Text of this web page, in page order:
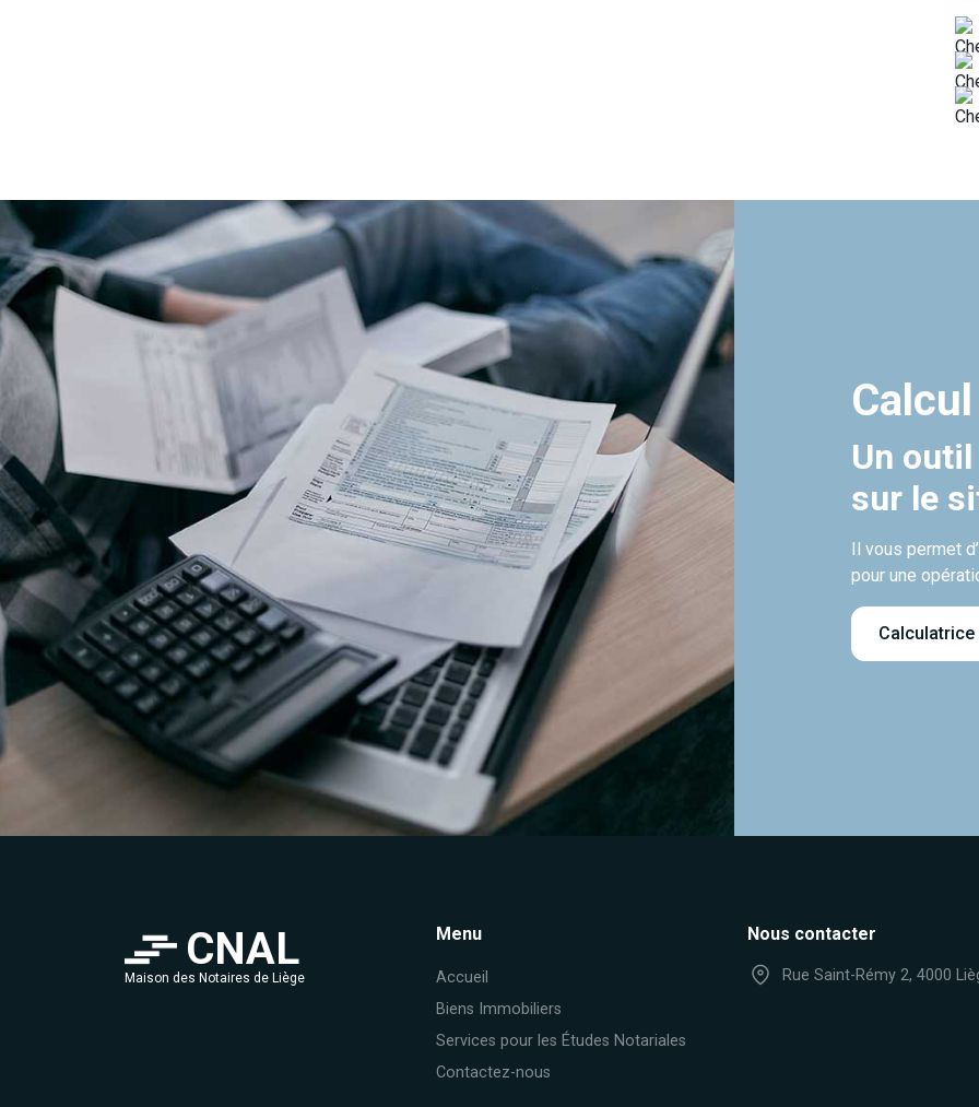
Un
sur le
Il vous permet
pour une
CNAL
Maison des Notaires de Liège
Menu
Accueil
Biens Immobiliers
Services pour les Études Notariales
Contactez-nous
Nous contacter
Rue Saint-Rémy 2, 4000